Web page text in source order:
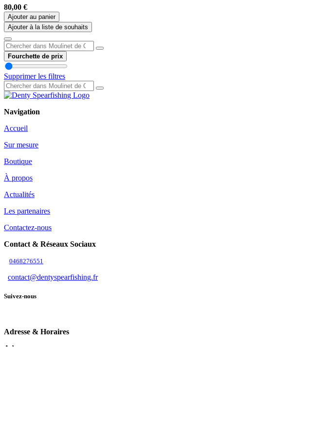
80,00 €
Ajouter au panier
Ajouter à la liste de souhaits
Fourchette de prix
Supprimer les filtres
Navigation
Accueil
Sur mesure
Boutique
À propos
Actualités
Les partenaires
Contactez-nous
Contact & Réseaux Sociaux
0468276551
contact@dentyspearfishing.fr
Suivez-nous
Adresse & Horaires
Adresse